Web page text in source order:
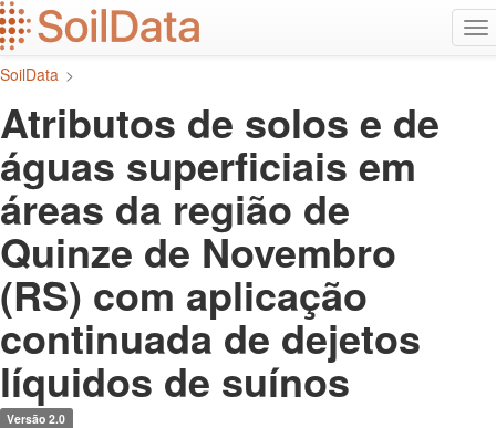
Ir
para
o
conteúdo
SoilData >
Atributos de solos e de
águas superficiais em
áreas da região de
Quinze de Novembro
(RS) com aplicação
continuada de dejetos
líquidos de suínos
Versão 2.0